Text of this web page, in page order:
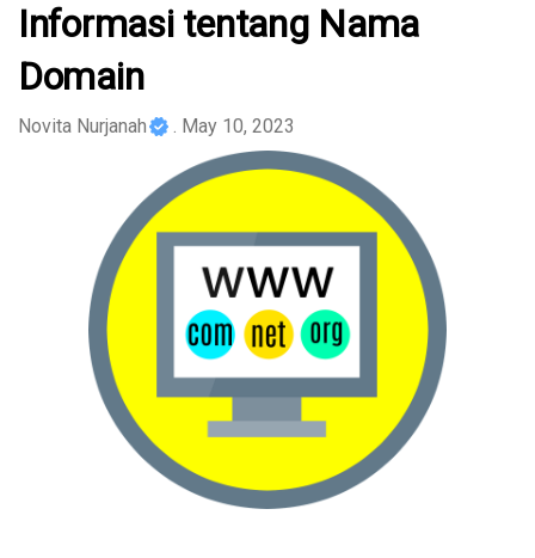
Informasi tentang Nama
Domain
Novita Nurjanah . May 10, 2023